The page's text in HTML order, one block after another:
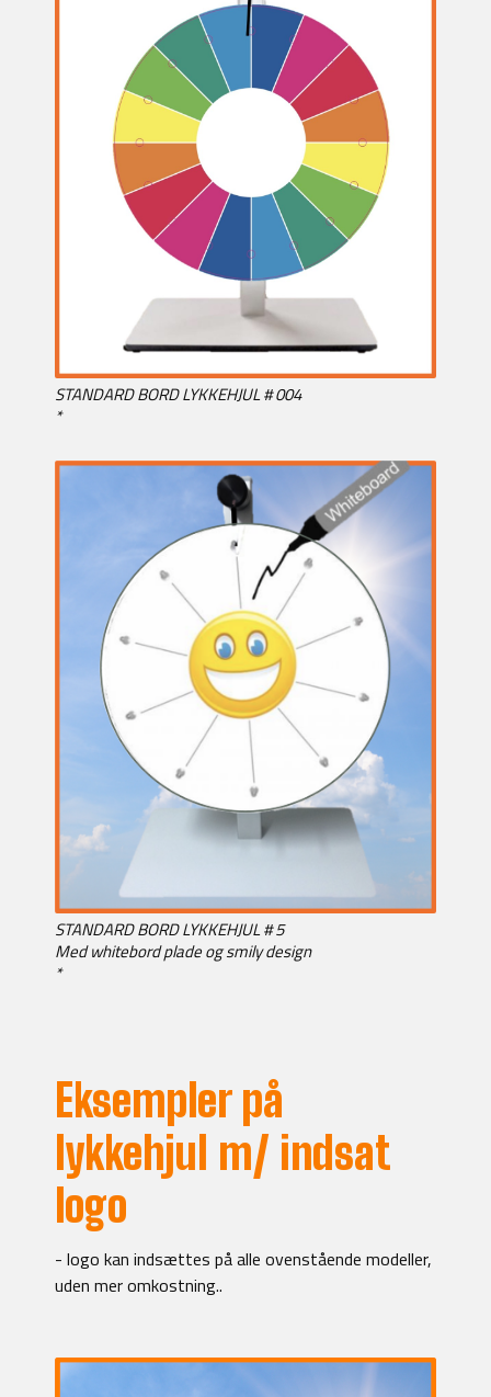
STANDARD BORD LYKKEHJUL # 004
*
STANDARD BORD LYKKEHJUL # 5
Med whitebord plade og smily design
*
Eksempler på
lykkehjul m/ indsat
logo
- logo kan indsættes på alle ovenstående modeller,
uden mer omkostning..